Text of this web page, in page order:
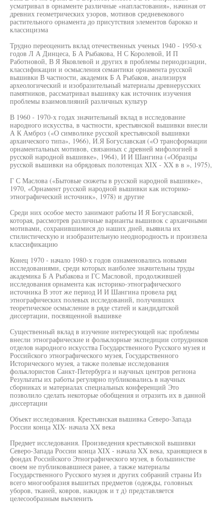
усматривал в орнаменте различные «напластования», начиная от
древних геометрических узоров, мотивов средневекового
растительного орнамента до присутствия элементов барокко и
классицизма
Трудно переоценить вклад отечественных ученых 1940 - 1950-х
годов Л А Динцеса, Б А Рыбакова, Н С Королевой, И П
Работновой, В Я Яковлевой и других в проблемы периодизации,
классификации и осмысления семантики орнамента русской
вышивки В частности, академик Б А Рыбаков, анализируя
археологический и изобразительный материалы древнерусских
памятников, рассматривал вышивку как источник изучения
проблемы взаимовлияний различных культур
В 1960 - 1970-х годах значительный вклад в исследование
народного искусства, в частности, крестьянской вышивки внесли
А К Амброз («О символике русской крестьянской вышивки
архаического типа», 1966), И.Я Богуславская («О трансформации
орнаментальных мотивов, связанных с древней мифологией в
русской народной вышивке», 1964), И И Шангина («Образцы
русской вышивки на обрядовых полотенцах XIX - XX в в », 1975),
Г С Маслова («Бытовые сюжеты в русской народной вышивке»,
1970, «Орнамент русской народной вышивки как историко-
этнографический источник», 1978) и другие
Среди них особое место занимают работы И Я Богуславской,
которая, рассмотрев различные варианты вышивок с архаичными
мотивами, сохранившимися до наших дней, выявила их
стилистическую и изобразительную неоднородность и произвела
классификацию
Конец 1970 - начало 1980-х годов ознаменовались новыми
исследованиями, среди которых наиболее значительны труды
академика Б А Рыбакова и ГС Масловой, продолжившей
исследования орнамента как историко-этнографического
источника В этот же период И И Шангина провела ряд
этнографических полевых исследований, получивших
теоретическое осмысление в ряде статей и кандидатской
диссертации, посвященной вышивке
Существенный вклад в изучение интересующей нас проблемы
внесли этнографические и фольклорные экспедиции сотрудников
отделов народного искусства Государственного Русского музея и
Российского этнографического музея, Государственного
Исторического музея, а также полевые исследования
фольклористов Санкт-Петербурга и научных центров региона
Результаты их работы регулярно публиковались в научных
сборниках и материалах специальных конференций Это
позволило сделать некоторые обобщения и отразить их в данной
диссертации
Объект исследования. Крестьянская вышивка Северо-Запада
России конца XIX- начала XX века
Предмет исследования. Произведения крестьянской вышивки
Северо-Запада России конца XIX - начала XX века, хранящиеся в
фондах Российского Этнографического музея, в большинстве
своем не публиковавшиеся ранее, а также материалы
Государственного Русского музея и других собраний страны Из
всего многообразия вышитых предметов (одежды, головных
уборов, тканей, ковров, накидок и т д) представляется
целесообразным вычленить